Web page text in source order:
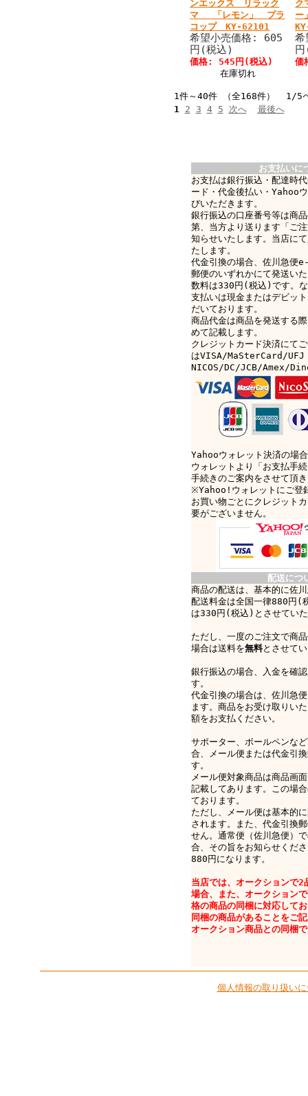
ンエックス リラック
マ 「レモン」 プラ
コップ KY-62101
希望小売価格: 605
円(税込)
価格: 545円(税込)
在庫切れ
ク
価
1件～40件 （全168件） 1/5
1
2 3 4 5 次へ 最後へ
お支払いに
お支払は銀行振込・配達時
ード・代金後払い・Yahoo
びいただきます。
銀行振込の口座番号等は商
第、当方より送ります「ご
知らせいたします。当店に
たします。
代金引換の場合、佐川急
郵便のいずれかにて発送い
数料は330円(税込)です
支払いは現金またはデビッ
だいております。
商品代金は商品を発送する
めて記載します。
クレジットカード決済にて
はVISA/MaSterCard/UFJ
NICOS/DC/JCB/Amex/
Yahooウォレット決済の場
ウォレットより「お支払手
手続きのご案内をさせて頂
※Yahoo!ウォレットにご登
お買い物ごとにクレジット
要がございません。
配送につ
商品の配送は、基本的に佐
配送料金は全国一律880円(
は330円(税込)とさせてい
ただし、一度のご注文で商
場合は送料を無料とさせて
銀行振込の場合、入金を確
す。
代金引換の場合は、佐川
ます。商品をお受け取りい
額をお支払ください。
サポーター、ボールペンな
合、メール便または代金引
す。
メール便対象商品は商品画
記載してあります。この場
ております。
ただし、メール便は基本的
されます。また、代金引換
せん。通常便（佐川急便）
合、その旨をお知らせくだ
880円になります。
当店では、オークションで2
場合、また、オークション
格の商品の同梱に対応して
同梱の商品があることをご
オークション商品との同梱
個人情報の取り扱い